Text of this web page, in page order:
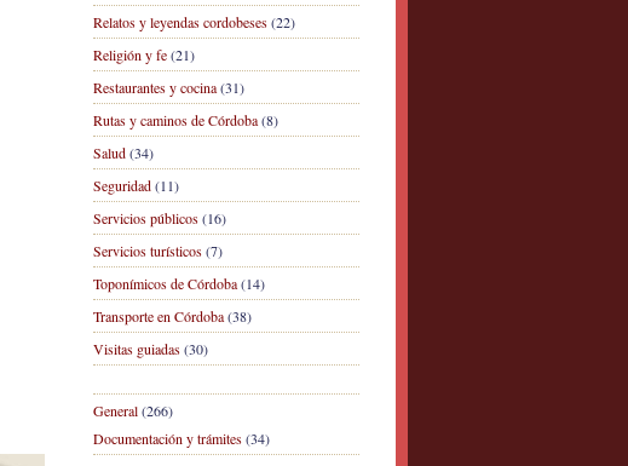
Relatos y leyendas cordobeses(22)
Religión y fe(21)
Restaurantes y cocina(31)
Rutas y caminos de Córdoba(8)
Salud(34)
Seguridad(11)
Servicios públicos(16)
Servicios turísticos(7)
Toponímicos de Córdoba(14)
Transporte en Córdoba(38)
Visitas guiadas(30)
General(266)
Documentación y trámites(34)